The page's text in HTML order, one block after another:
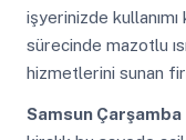
işyerinizde
sürecinde mazotlu
hizmetlerini sunan
Samsun Çarşamba